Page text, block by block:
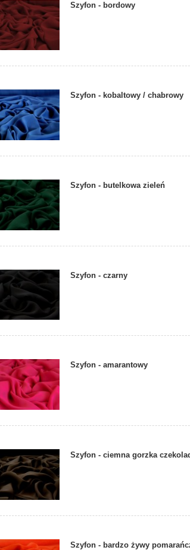
Szyfon - bordowy
Szyfon - kobaltowy / chabrowy
Szyfon - butelkowa zieleń
Szyfon - czarny
Szyfon - amarantowy
Szyfon - ciemna gorzka
Szyfon - bardzo żywy